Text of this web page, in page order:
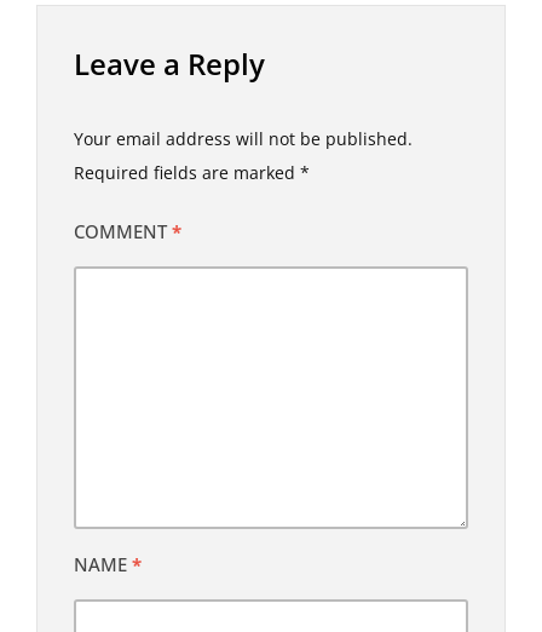
Leave a Reply
Your email address will not be published.
Required fields are marked *
COMMENT*
NAME *